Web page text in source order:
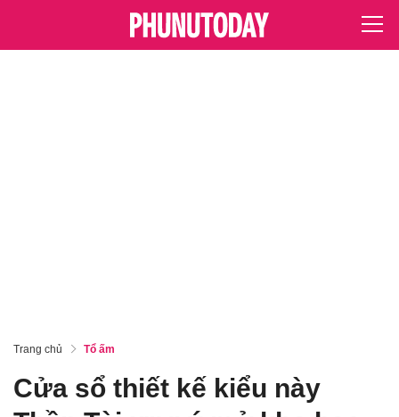
Trang chủ Tổ ấm
Cửa sổ thiết kế kiểu này